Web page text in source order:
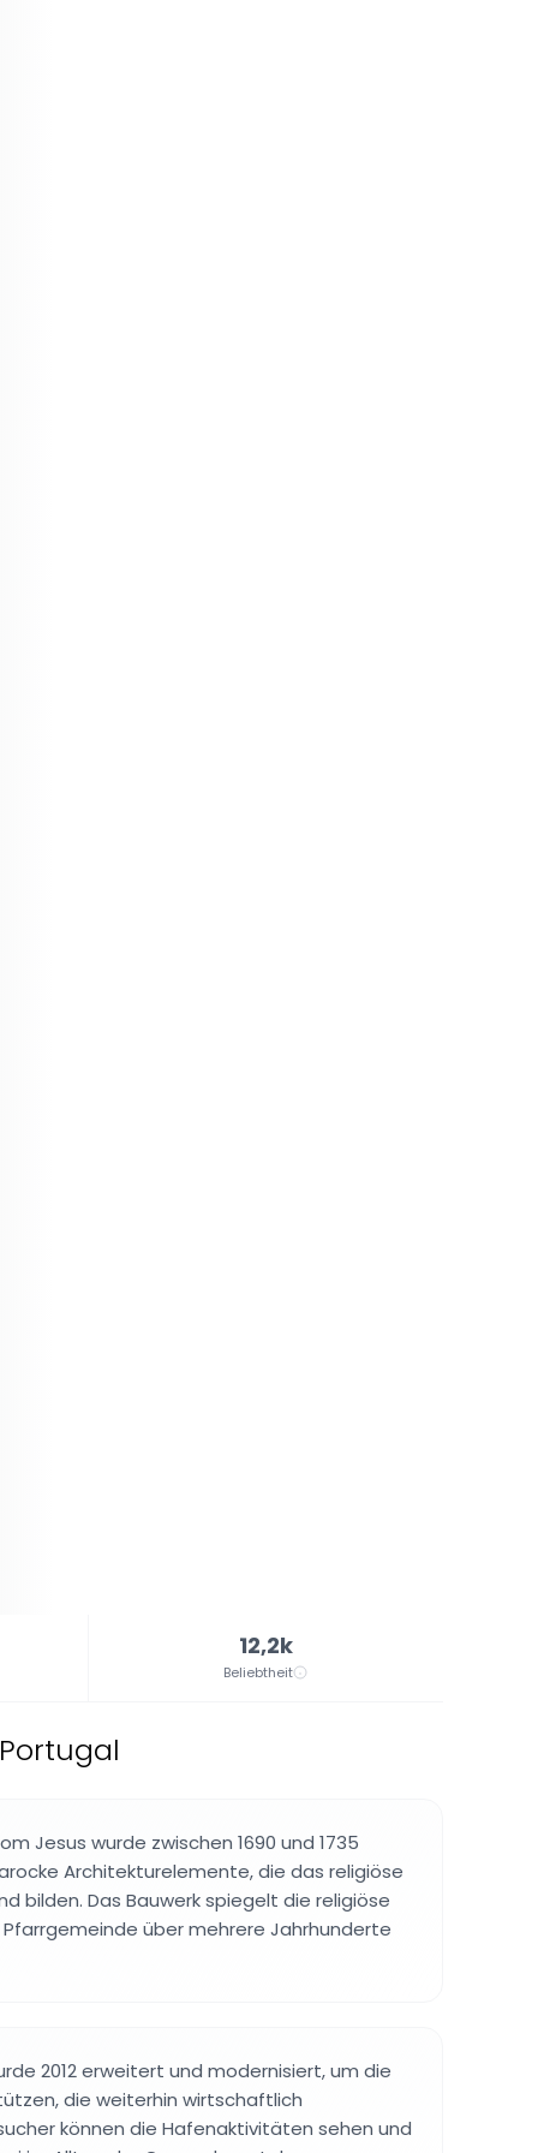
12,2k
Beliebtheit
Jesus wurde zwischen 1690 und 1735
Architekturelemente, die das religiöse
bilden. Das Bauwerk spiegelt die religiöse
über mehrere Jahrhunderte
2012 erweitert und modernisiert, um die
die weiterhin wirtschaftlich
können die Hafenaktivitäten sehen und